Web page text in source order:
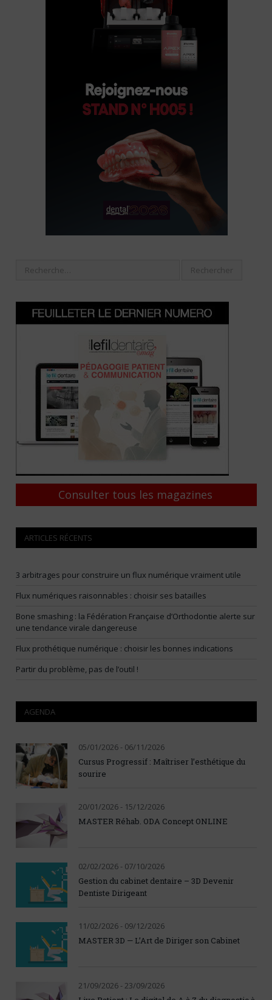
Consulter tous les magazines
ARTICLES RÉCENTS
3 arbitrages pour construire un flux numérique vraiment utile
Flux numériques raisonnables : choisir ses batailles
Bone smashing : la Fédération Française d’Orthodontie alerte sur
une tendance virale dangereuse
Flux prothétique numérique : choisir les bonnes indications
Partir du problème, pas de l’outil !
AGENDA
05/01/2026 - 06/11/2026
Cursus Progressif : Maîtriser l’esthétique du
sourire
20/01/2026 - 15/12/2026
MASTER Réhab. ODA Concept ONLINE
02/02/2026 - 07/10/2026
Gestion du cabinet dentaire – 3D Devenir
Dentiste Dirigeant
11/02/2026 - 09/12/2026
MASTER 3D — L’Art de Diriger son Cabinet
21/09/2026 - 23/09/2026